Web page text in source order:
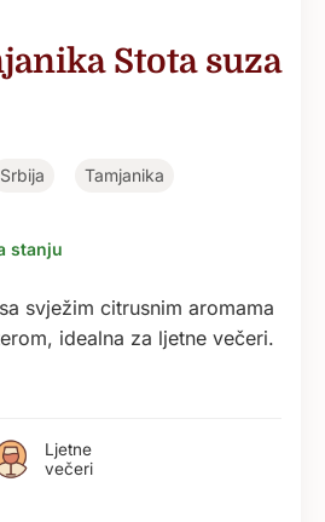
Stota suza
Srbija Tamjanika
stanju
svježim citrusnim aromama
idealna za ljetne večeri.
Ljetne
večeri